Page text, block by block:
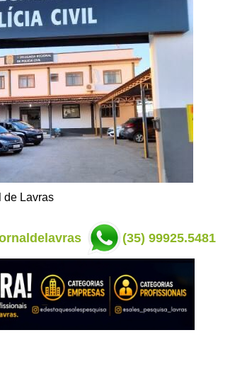
de Lavras
(35) 99925.5481